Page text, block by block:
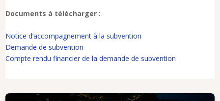
Documents à télécharger :
Notice d’accompagnement à la subvention
Demande de subvention
Compte rendu financier de la demande de subvention